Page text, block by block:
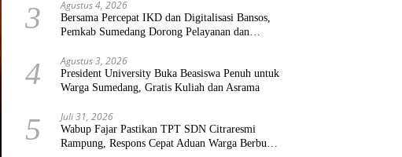
3 Agustus 4, 2026
Bersama Percepat IKD dan Digitalisasi Bansos,
Pemkab Sumedang Dorong Pelayanan dan
4 Agustus 3, 2026
President University Buka Beasiswa Penuh untuk
Warga Sumedang, Gratis Kuliah dan Asrama
5 Juli 31, 2026
Wabup Fajar Pastikan TPT SDN Citraresmi
Rampung, Respons Cepat Aduan Warga Berbuah